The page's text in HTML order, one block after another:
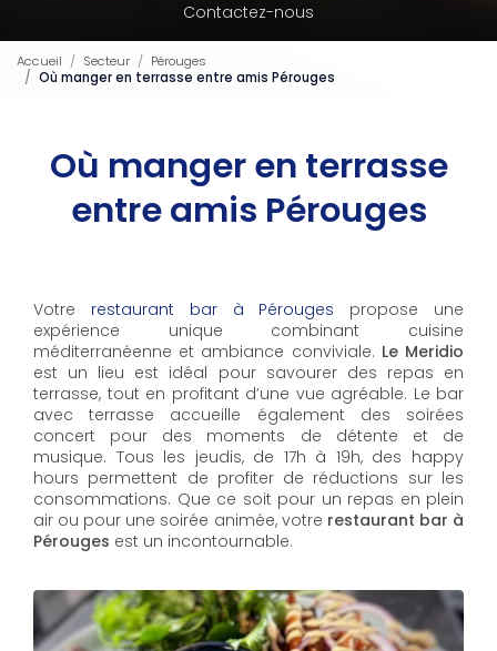
Contactez-nous
Accueil Secteur
Pérouges
Où manger en terrasse entre amis Pérouges
Où manger en terrasse
entre amis Pérouges
Votre restaurant bar à Pérouges propose une
expérience unique combinant cuisine
méditerranéenne et ambiance conviviale. Le Meridio
est un lieu est idéal pour savourer des repas en
terrasse, tout en profitant d’une vue agréable. Le bar
avec terrasse accueille également des soirées
concert pour des moments de détente et de
musique. Tous les jeudis, de 17h à 19h, des happy
hours permettent de profiter de réductions sur les
consommations. Que ce soit pour un repas en plein
air ou pour une soirée animée, votre restaurant bar à
Pérouges est un incontournable.